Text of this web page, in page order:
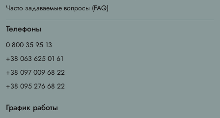
Часто задаваемые вопросы (FAQ)
Телефоны
0 800 35 95 13
+38 063 625 01 61
+38 097 009 68 22
+38 095 276 68 22
График работы